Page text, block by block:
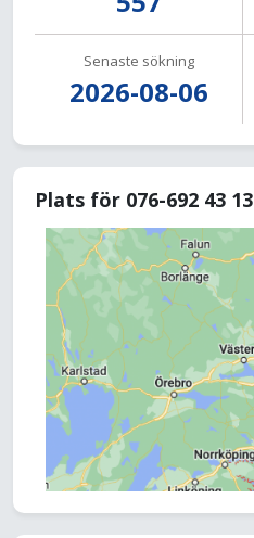
Senaste sökning
2026-08-06
Plats för 076-692 43 13